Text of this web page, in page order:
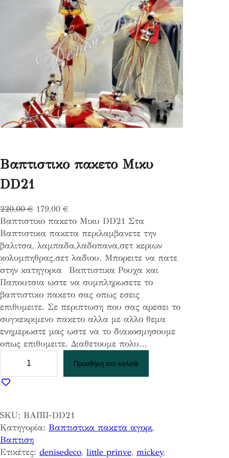
Βαπτιστικο πακετο Μικυ
DD21
220,00€ O
r
i
g
i
n
a
l
p
r
i
c
a
2
2
179,00 €
τ
ρ
έ
χ
ο
υ
σ
α
τ
ι
μ
ί
ι
:
7
Βαπτιστικο πακετο Μικυ DD21 Στα
Βαπτιστικα πακετα περιλαμβανετε την
βαλιτσα, λαμπαδα,λαδοπανα,σετ κεριων
κολυμπηθρας,σετ λαδιου. Μπορειτε να πατε
στην κατηγορια Βαπτιστικα Ρουχα και
Παπουτσια ωστε να συμπληρωσετε το
βαπτιστικο πακετο σας οπως εσεις
επιθυμειτε. Σε περιπτωση που σας αρεσει το
συγκεκριμενο πακετο αλλα με αλλο θεμα
ενημερωστε μας ωστε να το διακοσμησουμε
οπως επιθυμειτε. Διαθετουμε πολυ…
π
σ
τ
ι
κ
Προσθήκη στο καλάθι
SKU: ΒΑΠΠ-DD21
Κατηγορία: Βαπτιστικα πακετα αγορι
Βαπτιση
Ετικέτες: denisedeco, little prinve, mickey